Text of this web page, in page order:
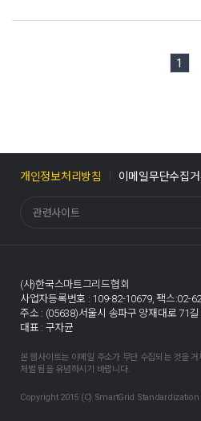
1
개인정보처리방침 이메일무단수집
관련사이트
(사)한국스마트그리드협회
사업자등록번호 : 109-82-10679, 팩스:02-
주소 : (05638)서울시 송파구 양재대로 71
대표 : 구자균
본 웹사이트는 이메일 주소가 무단 수집되는 것을
처벌 됨을 유념하시기 바랍니다.
Copyright 2015 (C) SmartGrid